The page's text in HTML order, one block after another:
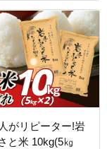
がリピーター!岩
と米 10kg(5㎏